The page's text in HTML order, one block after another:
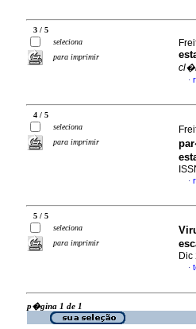
3 / 5
seleciona
para imprimir
·
4 / 5
seleciona
para imprimir
·
5 / 5
seleciona
para imprimir
Dic
·
p�gina 1 de 1